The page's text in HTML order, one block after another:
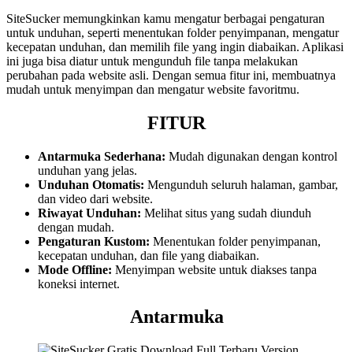
SiteSucker memungkinkan kamu mengatur berbagai pengaturan
untuk unduhan, seperti menentukan folder penyimpanan, mengatur
kecepatan unduhan, dan memilih file yang ingin diabaikan. Aplikasi
ini juga bisa diatur untuk mengunduh file tanpa melakukan
perubahan pada website asli. Dengan semua fitur ini, membuatnya
mudah untuk menyimpan dan mengatur website favoritmu.
FITUR
Antarmuka Sederhana: Mudah digunakan dengan kontrol
unduhan yang jelas.
Unduhan Otomatis: Mengunduh seluruh halaman, gambar,
dan video dari website.
Riwayat Unduhan: Melihat situs yang sudah diunduh
dengan mudah.
Pengaturan Kustom: Menentukan folder penyimpanan,
kecepatan unduhan, dan file yang diabaikan.
Mode Offline: Menyimpan website untuk diakses tanpa
koneksi internet.
Antarmuka